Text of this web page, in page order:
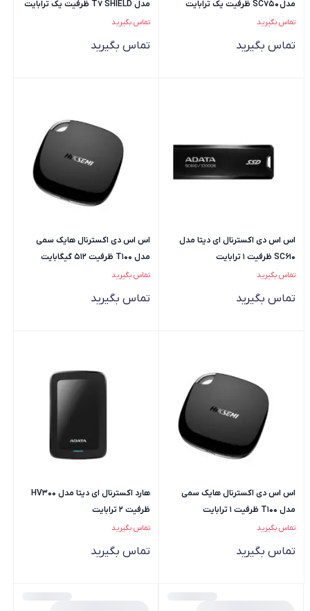
مدل SC750 ظرفیت یک ترابایت
تماس بگیرید
تماس بگیرید
مدل T7 SHIELD ظرفیت یک ترابایت
تماس بگیرید
تماس بگیرید
اس اس دی اکسترنال ای دیتا مدل
SC610 ظرفیت 1 ترابایت
تماس بگیرید
تماس بگیرید
اس اس دی اکسترنال هایک سمی
مدل T100 ظرفیت 512 گیگابایت
تماس بگیرید
تماس بگیرید
اس اس دی اکسترنال هایک سمی
مدل T100 ظرفیت 1 ترابایت
تماس بگیرید
تماس بگیرید
هارد اکسترنال ای دیتا مدل HV300
ظرفیت 2 ترابایت
تماس بگیرید
تماس بگیرید